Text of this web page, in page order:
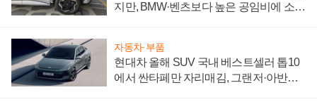
지만, BMW·벤츠보다 높은 공임비에 소비
자동차·부품
현대차 올해 SUV 국내 베스트셀러 톱10
에서 싼타페만 자리매김, 그랜저·아반떼